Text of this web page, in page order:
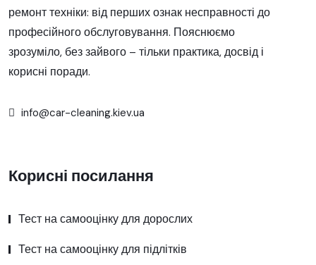
ремонт техніки: від перших ознак несправності до
професійного обслуговування. Пояснюємо
зрозуміло, без зайвого – тільки практика, досвід і
корисні поради.
info@car-cleaning.kiev.ua
Корисні посилання
Тест на самооцінку для дорослих
Тест на самооцінку для підлітків